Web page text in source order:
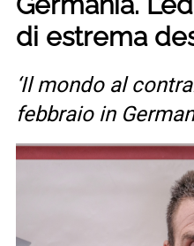
di estrema
‘Il mondo al
febbraio in